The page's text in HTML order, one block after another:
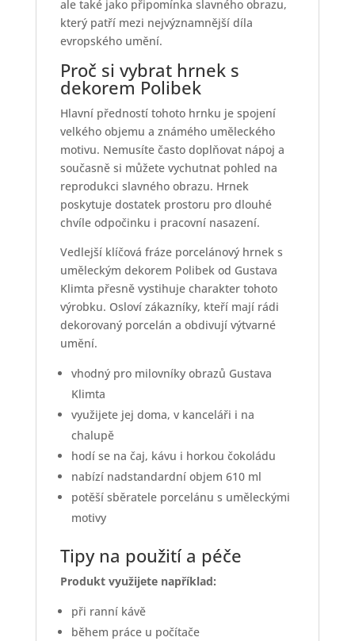
ale také jako připomínka slavného obrazu,
který patří mezi nejvýznamnější díla
evropského umění.
Proč si vybrat hrnek s
dekorem Polibek
Hlavní předností tohoto hrnku je spojení
velkého objemu a známého uměleckého
motivu. Nemusíte často doplňovat nápoj a
současně si můžete vychutnat pohled na
reprodukci slavného obrazu. Hrnek
poskytuje dostatek prostoru pro dlouhé
chvíle odpočinku i pracovní nasazení.
Vedlejší klíčová fráze porcelánový hrnek s
uměleckým dekorem Polibek od Gustava
Klimta přesně vystihuje charakter tohoto
výrobku. Osloví zákazníky, kteří mají rádi
dekorovaný porcelán a obdivují výtvarné
umění.
vhodný pro milovníky obrazů Gustava
Klimta
využijete jej doma, v kanceláři i na
chalupě
hodí se na čaj, kávu i horkou čokoládu
nabízí nadstandardní objem 610 ml
potěší sběratele porcelánu s uměleckými
motivy
Tipy na použití a péče
Produkt využijete například:
při ranní kávě
během práce u počítače